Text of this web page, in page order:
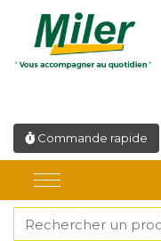
Commande rapide
Panneau de gestion